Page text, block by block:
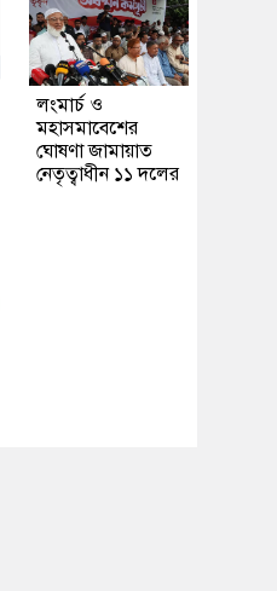
লংমার্চ ও
মহাসমাবেশের
ঘোষণা জামায়াত
নেতৃত্বাধীন ১১ দলের